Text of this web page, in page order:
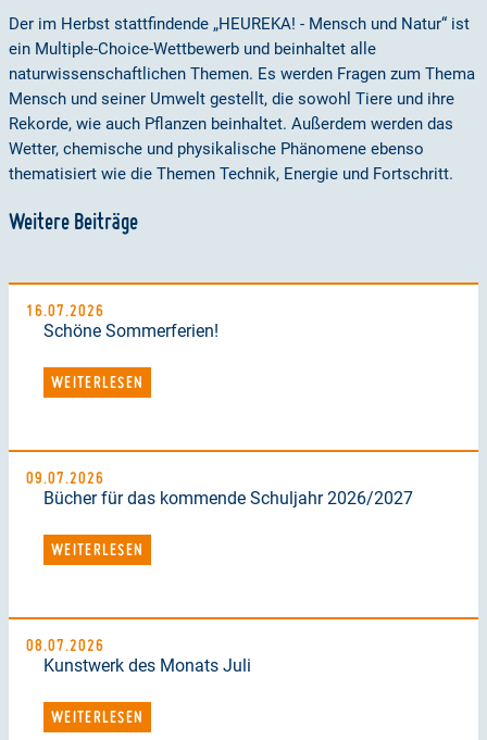
Der im Herbst stattfindende „HEUREKA! - Mensch und Natur“ ist
ein Multiple-Choice-Wettbewerb und beinhaltet alle
naturwissenschaftlichen Themen. Es werden Fragen zum Thema
Mensch und seiner Umwelt gestellt, die sowohl Tiere und ihre
Rekorde, wie auch Pflanzen beinhaltet. Außerdem werden das
Wetter, chemische und physikalische Phänomene ebenso
thematisiert wie die Themen Technik, Energie und Fortschritt.
Weitere Beiträge
16.07.2026
Schöne Sommerferien!
WEITERLESEN
09.07.2026
Bücher für das kommende Schuljahr 2026/2027
WEITERLESEN
08.07.2026
Kunstwerk des Monats Juli
WEITERLESEN